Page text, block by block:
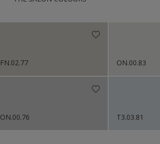
FN.02.77 ON.00.83
ON.00.76 T3.03.81